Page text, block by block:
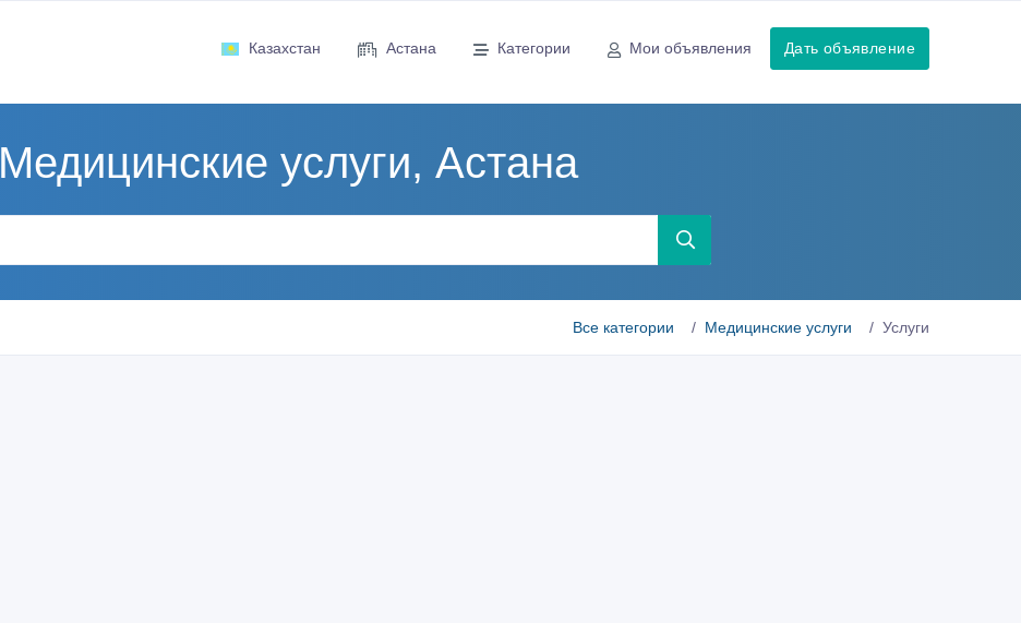
Казахстан Астана Категории Мои объявления Дать объявление
Медицинские услуги, Астана
Все категории Медицинские услуги Услуги